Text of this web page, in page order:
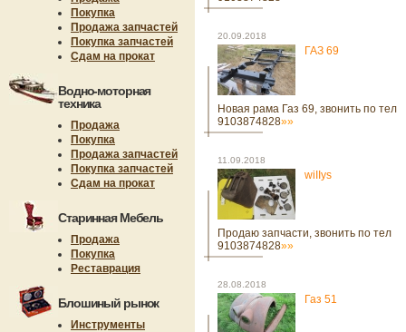
Покупка
Продажа запчастей
Покупка запчастей
Сдам на прокат
Водно-моторная
техника
Продажа
Покупка
Продажа запчастей
Покупка запчастей
Сдам на прокат
Старинная Мебель
Продажа
Покупка
Реставрация
Блошиный рынок
Инструменты
20.09.2018
ГАЗ 69
Новая рама Газ 69, звонить по тел
9103874828»»
11.09.2018
wiIIys
Продаю запчасти, звонить по тел
9103874828»»
28.08.2018
Газ 51